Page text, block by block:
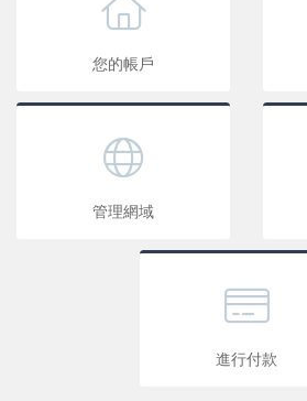
您的帳戶
管理網域
進行付款